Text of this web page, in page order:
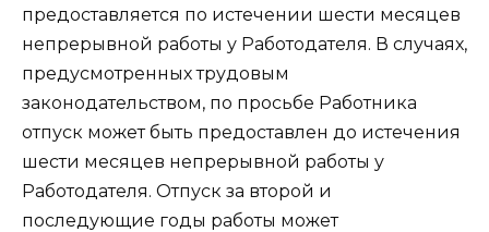
предоставляется по истечении шести месяцев
непрерывной работы у Работодателя. В случаях,
предусмотренных трудовым
законодательством, по просьбе Работника
отпуск может быть предоставлен до истечения
шести месяцев непрерывной работы у
Работодателя. Отпуск за второй и
последующие годы работы может